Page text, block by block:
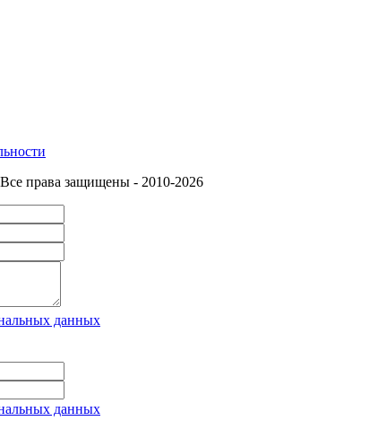
права защищены - 2010-2026
данных
данных